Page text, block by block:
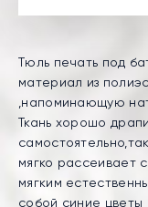
Тюль печать под
материал из
,напоминающую
Ткань хорошо
мягко рассеивает
мягким
собой синие цветы